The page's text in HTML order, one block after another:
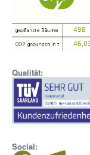
Qualität:
Social: